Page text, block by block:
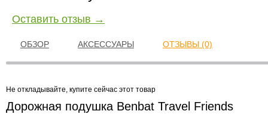
Оставить отзыв →
ОБЗОР АКСЕССУАРЫ ОТЗЫВЫ (0)
Не откладывайте, купите сейчас этот товар
Дорожная подушка Benbat Travel Friends